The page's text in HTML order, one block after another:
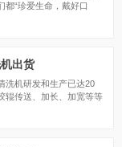
都“珍爱生命，戴好口
好自我防护来抵御疫情
出货
洗机研发和生产已达20
辊传送、加长、加宽等等
清洗玻璃最大宽度是1.